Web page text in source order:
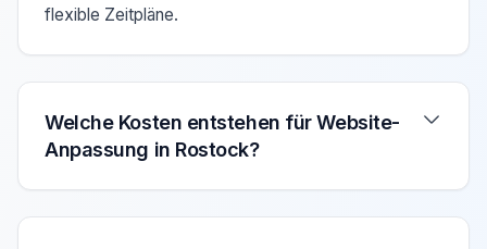
flexible Zeitpläne.
Welche Kosten entstehen für Website-
Anpassung in Rostock?